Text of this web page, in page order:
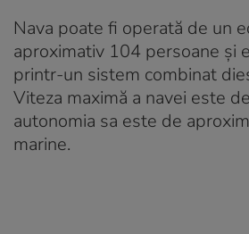
Nava poate fi operată de un
aproximativ 104 persoane și
printr-un sistem combinat
Viteza maximă a navei este
autonomia sa este de
marine.